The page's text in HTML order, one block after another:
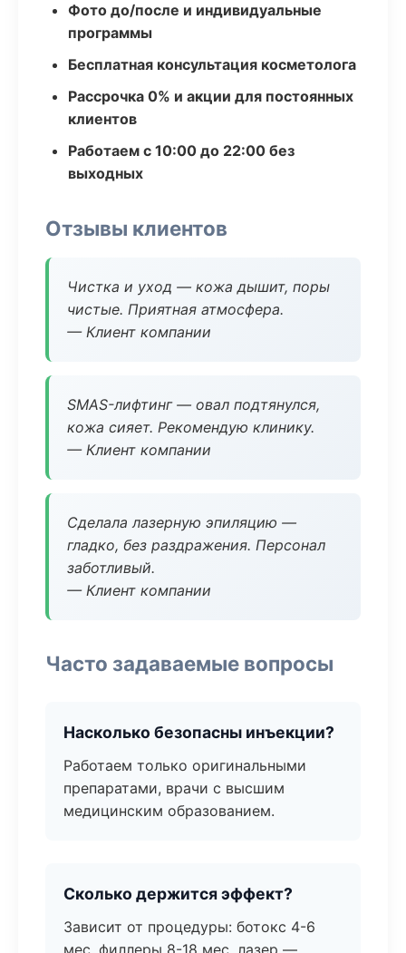
Фото до/после и индивидуальные
программы
Бесплатная консультация косметолога
Рассрочка 0% и акции для постоянных
клиентов
Работаем с 10:00 до 22:00 без
выходных
Отзывы клиентов
Чистка и уход — кожа дышит, поры
чистые. Приятная атмосфера.
— Клиент компании
SMAS-лифтинг — овал подтянулся,
кожа сияет. Рекомендую клинику.
— Клиент компании
Сделала лазерную эпиляцию —
гладко, без раздражения. Персонал
заботливый.
— Клиент компании
Часто задаваемые вопросы
Насколько безопасны инъекции?
Работаем только оригинальными
препаратами, врачи с высшим
медицинским образованием.
Сколько держится эффект?
Зависит от процедуры: ботокс 4-6
мес, филлеры 8-18 мес, лазер —